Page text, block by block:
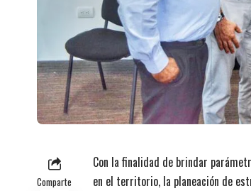
Comparte
Con la finalidad de brindar
en el territorio, la planeación de